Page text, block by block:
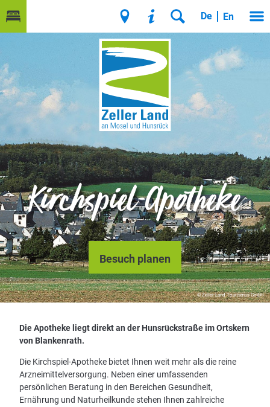
De En
© Zeller Land Tourismus GmbH
Kirchspiel-Apotheke
Besuch planen
Die Apotheke liegt direkt an der Hunsrückstraße im Ortskern
von Blankenrath.
Die Kirchspiel-Apotheke bietet Ihnen weit mehr als die reine
Arzneimittelversorgung. Neben einer umfassenden
persönlichen Beratung in den Bereichen Gesundheit,
Ernährung und Naturheilkunde stehen Ihnen zahlreiche